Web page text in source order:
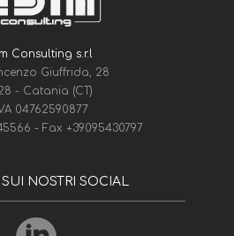
Consulting s.r.l
Giuffrida, 28
- Catania (CT)
04762590877
- Fax +39095430797
NOSTRI SOCIAL